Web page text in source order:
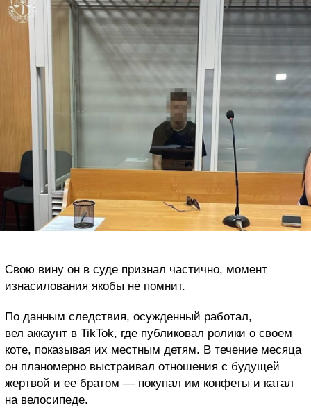
Свою вину он в суде признал частично, момент
изнасилования якобы не помнит.
По данным следствия, осужденный работал,
вел аккаунт в TikTok, где публиковал ролики о своем
коте, показывая их местным детям. В течение месяца
он планомерно выстраивал отношения с будущей
жертвой и ее братом — покупал им конфеты и катал
на велосипеде.